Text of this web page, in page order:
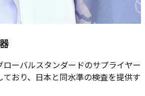
ーバルスタンダードのサプライヤー
おり、日本と同水準の検査を提供す